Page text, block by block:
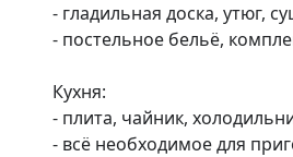
- гладильная доска, утюг,
- постельное бельё,
Кухня:
- плита, чайник,
- всё необходимое для